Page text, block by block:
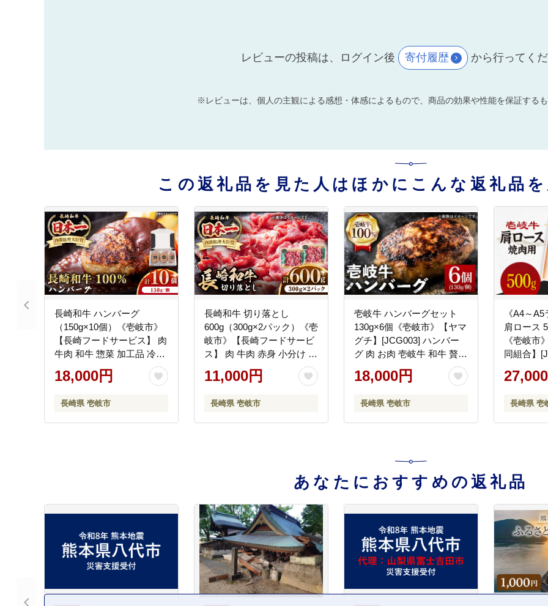
レビューの投稿は、ログイン後 寄付履歴 から行ってくだ
※レビューは、個人の主観による感想・体感によるもので、商品の効果や性能を保証するも
この返礼品を見た人はほかにこんな返礼品を
長崎和牛 ハンバーグ
（150g×10個）《壱岐市》
【長崎フードサービス】 肉
牛肉 和牛 惣菜 加工品 冷凍
配送 18000 18000円
[JEP006]
18,000円
長崎県 壱岐市
長崎和牛 切り落とし
600g（300g×2パック）《壱
岐市》【長崎フードサービ
ス】 肉 牛肉 赤身 小分け 国
産 切落し 切り落し 冷凍配
送 11000 11000円 [JEP008]
11,000円
長崎県 壱岐市
壱岐牛 ハンバーグセット
130g×6個《壱岐市》【ヤマ
グチ】[JCG003] ハンバー
グ 肉 お肉 壱岐牛 和牛 贅沢
冷凍 簡単 18000 18000円 加
工品
18,000円
長崎県 壱岐市
《A4～
肩ロース
《壱岐市
同組合】
肩ロース
27000円
長崎県 壱
あなたにおすすめの返礼品